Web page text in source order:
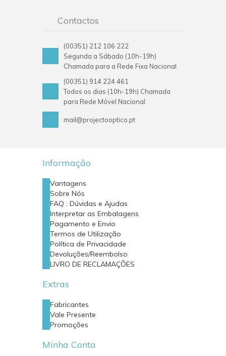
Contactos
(00351) 212 106 222
Segunda a Sábado (10h-19h)
Chamada para a Rede Fixa Nacional
(00351) 914 224 461
Todos os dias (10h-19h) Chamada
para Rede Móvel Nacional
mail@projectooptico.pt
Informação
Vantagens
Sobre Nós
FAQ : Dúvidas e Ajudas
Interpretar as Embalagens
Pagamento e Envio
Termos de Utilização
Política de Privacidade
Devoluções/Reembolso
LIVRO DE RECLAMAÇÕES
Extras
Fabricantes
Vale Presente
Promoções
Minha Conta